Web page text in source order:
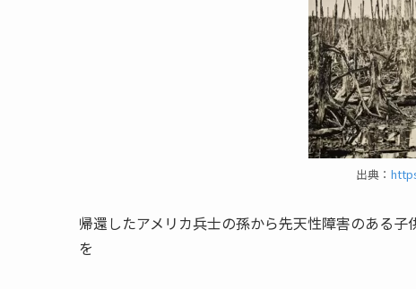
出典：
帰還したアメリカ兵士の孫から先天性障害のある
を